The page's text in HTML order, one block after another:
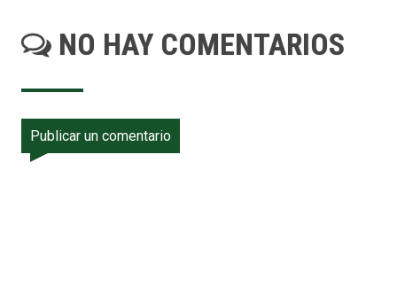
NO HAY COMENTARIOS
Publicar un comentario